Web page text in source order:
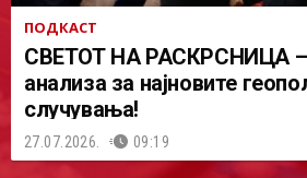
ПОДКАСТ
СВЕТОТ НА РАСКРСНИЦА –
анализа за најновите
случувања!
27.07.2026. 09:19